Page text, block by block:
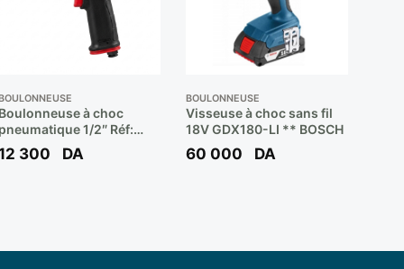
à choc
1/2″ Réf:
** CROWN
300 DA
BOULONNEUSE
Visseuse à choc sans fil
18V GDX180-LI ** BOSCH
60 000 DA